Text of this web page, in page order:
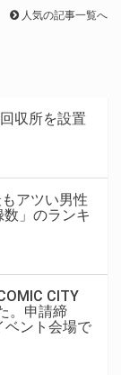
人気の記事一覧へ
収所を設置
アツい男性
」のランキ
CITY
。申請締
ベント会場で